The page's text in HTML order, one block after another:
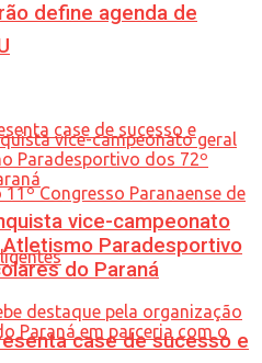
case de sucesso e
define agenda de
vice-campeonato
Paradesportivo
do Paraná